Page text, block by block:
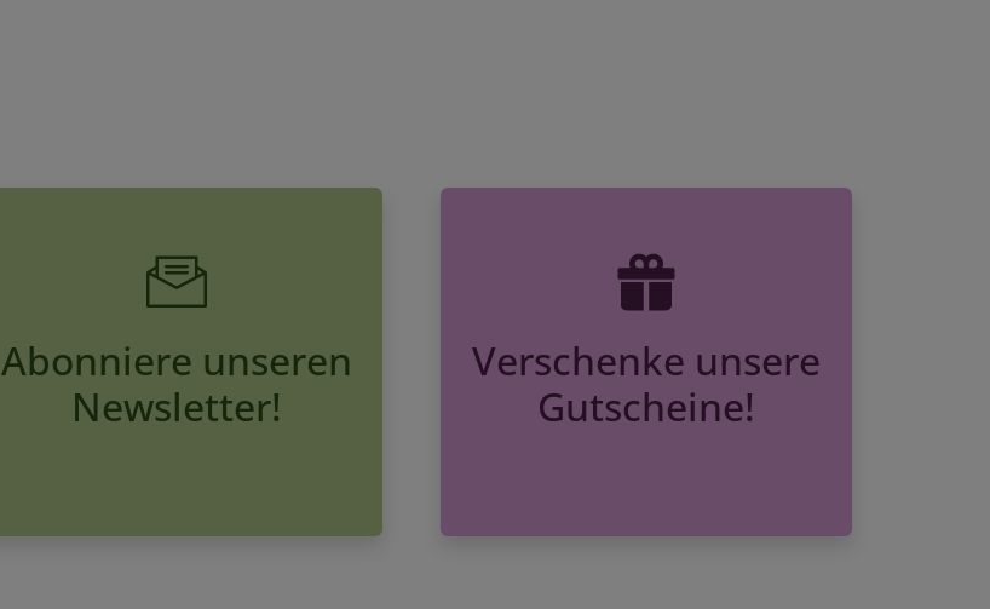
Abonniere unseren
Newsletter!
Verschenke unsere
Gutscheine!